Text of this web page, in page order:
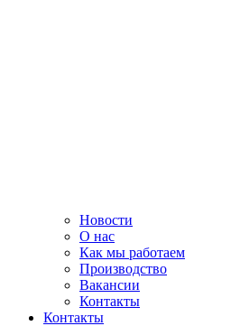
Новости
О нас
Как мы работаем
Производство
Вакансии
Контакты
Контакты